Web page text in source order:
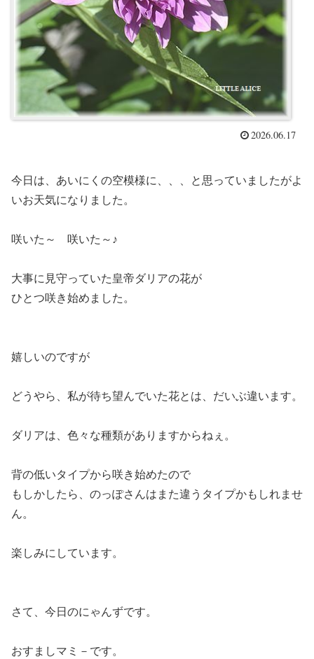
2026.06.17
今日は、あいにくの空模様に、、、と思っていましたがよ
いお天気になりました。
咲いた～ 咲いた～♪
大事に見守っていた皇帝ダリアの花が
ひとつ咲き始めました。
嬉しいのですが
どうやら、私が待ち望んでいた花とは、だいぶ違います。
ダリアは、色々な種類がありますからねぇ。
背の低いタイプから咲き始めたので
もしかしたら、のっぽさんはまた違うタイプかもしれませ
ん。
楽しみにしています。
さて、今日のにゃんずです。
おすましマミ－です。